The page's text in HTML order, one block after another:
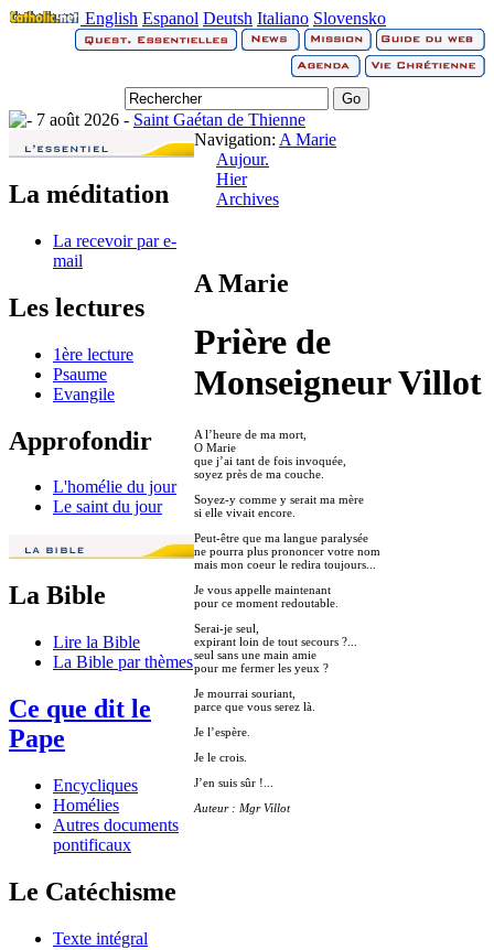
English Espanol Deutsh Italiano Slovensko
7 août 2026 - Saint Gaétan de Thienne
La méditation
La recevoir par e-
mail
Les lectures
1ère lecture
Psaume
Evangile
Approfondir
L'homélie du jour
Le saint du jour
La Bible
Lire la Bible
La Bible par thèmes
Ce que dit le
Pape
Encycliques
Homélies
Autres documents
pontificaux
Le Catéchisme
Texte intégral
Navigation: A Marie
Aujour.
Hier
Archives
A Marie
Prière de
Monseigneur Villot
A l’heure de ma mort,
O Marie
que j’ai tant de fois invoquée,
soyez près de ma couche.
Soyez-y comme y serait ma mère
si elle vivait encore.
Peut-être que ma langue paralysée
ne pourra plus prononcer votre nom
mais mon coeur le redira toujours...
Je vous appelle maintenant
pour ce moment redoutable.
Serai-je seul,
expirant loin de tout secours ?...
seul sans une main amie
pour me fermer les yeux ?
Je mourrai souriant,
parce que vous serez là.
Je l’espère.
Je le crois.
J’en suis sûr !...
Auteur : Mgr Villot